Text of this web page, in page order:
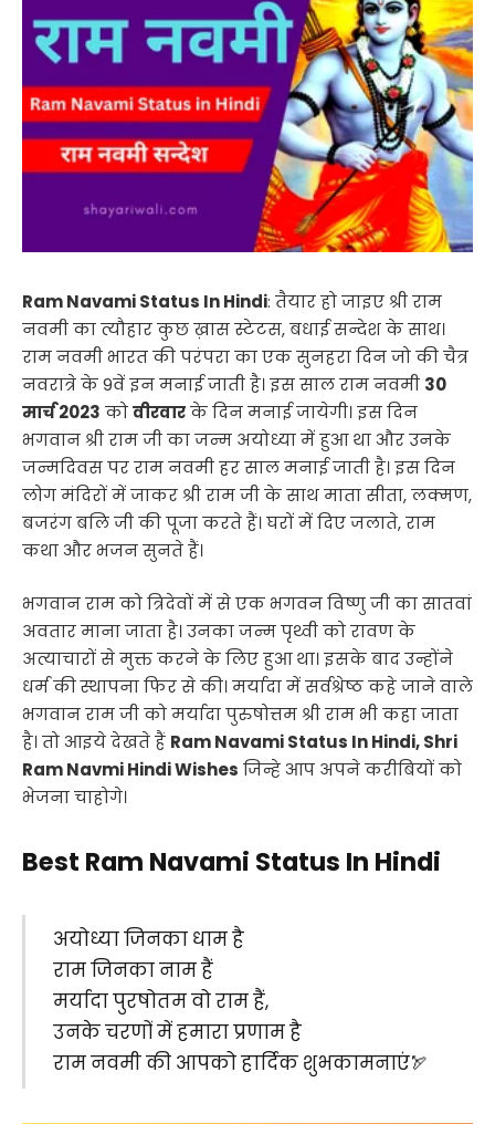
Ram Navami Status In Hindi: तैयार हो जाइए श्री राम
नवमी का त्यौहार कुछ ख़ास स्टेटस, बधाई सन्देश के साथ।
राम नवमी भारत की परंपरा का एक सुनहरा दिन जो की चैत्र
नवरात्रे के 9वें इन मनाई जाती है। इस साल राम नवमी 30
मार्च 2023 कोवीरवारके दिन मनाई जायेगी। इस दिन
भगवान श्री राम जी का जन्म अयोध्या में हुआ था और उनके
जन्मदिवस पर राम नवमी हर साल मनाई जाती है। इस दिन
लोग मंदिरों में जाकर श्री राम जी के साथ माता सीता, लक्मण,
बजरंग बलि जी की पूजा करते हैं। घरों में दिए जलाते, राम
कथा और भजन सुनते हैं।
भगवान राम को त्रिदेवों में से एक भगवन विष्णु जी का सातवां
अवतार माना जाता है। उनका जन्म पृथ्वी को रावण के
अत्याचारों से मुक्त करने के लिए हुआ था। इसके बाद उन्होंने
धर्म की स्थापना फिर से की। मर्यादा में सर्वश्रेष्ठ कहे जाने वाले
भगवान राम जी को मर्यादा पुरुषोत्तम श्री राम भी कहा जाता
है। तो आइये देखते हैं Ram Navami Status In Hindi, Shri
Ram Navmi Hindi Wishes जिन्हे आप अपने करीबियों को
भेजना चाहोगे।
Best Ram Navami Status In Hindi
अयोध्या जिनका धाम है
राम जिनका नाम हैं
मर्यादा पुरषोतम वो राम हैं,
उनके चरणों में हमारा प्रणाम है
राम नवमी की आपको हार्दिक शुभकामनाएं🏹